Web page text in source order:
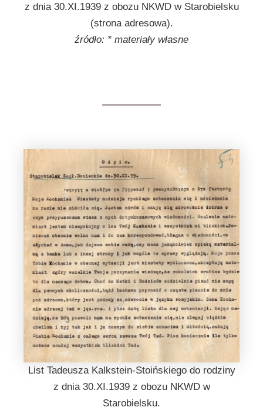
z dnia 30.XI.1939 z obozu NKWD w Starobielsku
(strona adresowa).
źródło: * materiały własne
List Tadeusza Kalkstein-Stoińskiego do rodziny
z dnia 30.XI.1939 z obozu NKWD w
Starobielsku.